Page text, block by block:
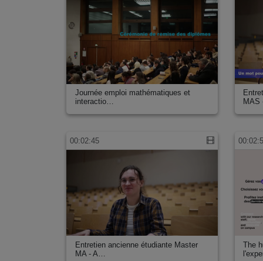
Physique nucléaire et physique des hautes énergies
Odontologie
Paramédical
Pharmacie
Physique
Sciences et techniques des activités physiques et
Science politique
Santé publique
Statistiques
Formation des enseignants
Thermalisme
Commerce
Sciences de la vigne et du vin
Journée emploi mathématiques et
interactio…
00:02:45
Entretien ancienne étudiante Master
MA - A…
The